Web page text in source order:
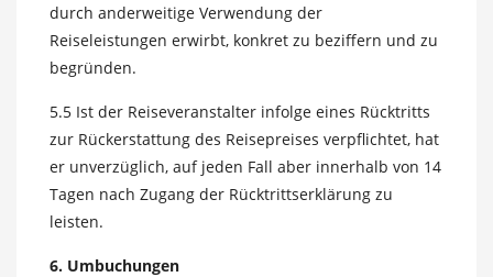
durch anderweitige Verwendung der
Reiseleistungen erwirbt, konkret zu beziffern und zu
begründen.
5.5 Ist der Reiseveranstalter infolge eines Rücktritts
zur Rückerstattung des Reisepreises verpflichtet, hat
er unverzüglich, auf jeden Fall aber innerhalb von 14
Tagen nach Zugang der Rücktrittserklärung zu
leisten.
6. Umbuchungen